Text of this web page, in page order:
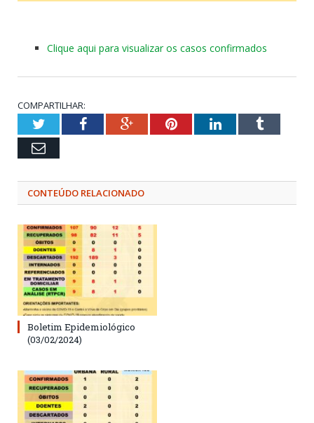
Clique aqui para visualizar os casos confirmados
COMPARTILHAR:
TwitterFacebookGoogle+PinterestLinkedInTumblr
Email
CONTEÚDO RELACIONADO
Boletim Epidemiológico
(03/02/2024)